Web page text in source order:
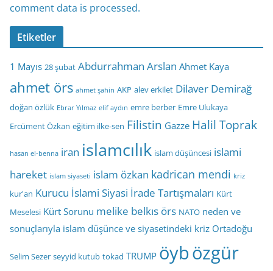
comment data is processed.
Etiketler
1 Mayıs 28 şubat Abdurrahman Arslan Ahmet Kaya
ahmet örs ahmet şahin AKP alev erkilet Dilaver Demirağ
doğan özlük Ebrar Yılmaz elif aydın emre berber Emre Ulukaya
Ercüment Özkan eğitim ilke-sen Filistin Gazze Halil Toprak
hasan el-benna iran islamcılık islam düşüncesi islami
hareket islam siyaseti islam özkan kadrican mendi kriz
kur'an Kurucu İslami Siyasi İrade Tartışmaları Kürt
Meselesi Kürt Sorunu melike belkıs örs NATO neden ve
sonuçlarıyla islam düşünce ve siyasetindeki kriz Ortadoğu
Selim Sezer seyyid kutub tokad TRUMP öybözgür